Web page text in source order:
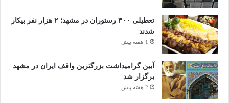
تعطیلی ۳۰۰ رستوران در مشهد؛ ۲ هزار نفر بیکار
شدند
1 هفته پیش
آیین گرامیداشت بزرگترین واقف ایران در مشهد
برگزار شد
2 هفته پیش